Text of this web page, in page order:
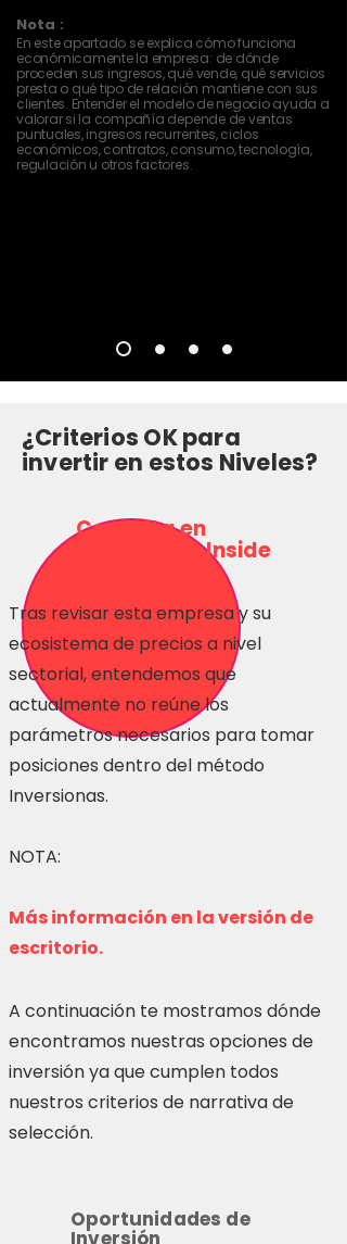
Nota :
En este apartado se explica cómo funciona
económicamente la empresa: de dónde
proceden sus ingresos, qué vende, qué servicios
presta o qué tipo de relación mantiene con sus
clientes. Entender el modelo de negocio ayuda a
valorar si la compañía depende de ventas
puntuales, ingresos recurrentes, ciclos
económicos, contratos, consumo, tecnología,
regulación u otros factores.
¿Criterios OK para
invertir en estos Niveles?
Consulta en
Inversionas Inside
Tras revisar esta empresa y su
ecosistema de precios a nivel
sectorial, entendemos que
actualmente no reúne los
parámetros necesarios para tomar
posiciones dentro del método
Inversionas.
NOTA:
Más información en la versión de
escritorio.
A continuación te mostramos dónde
encontramos nuestras opciones de
inversión ya que cumplen todos
nuestros criterios de narrativa de
selección.
Oportunidades de
Inversión